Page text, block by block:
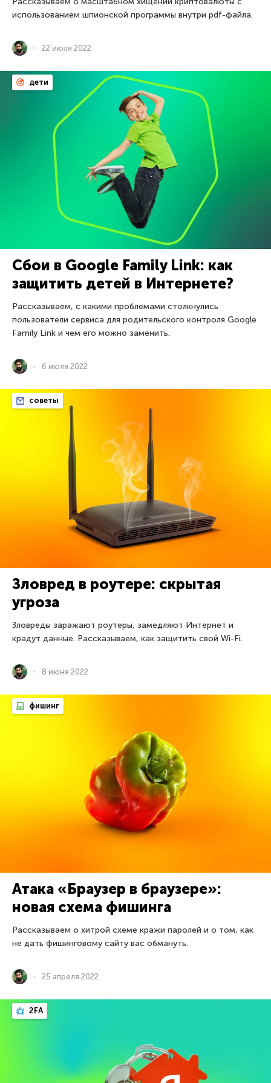
использованием шпионской программы внутри pdf-файла.
22 июля 2022
дети
Сбои в Google Family Link: как
защитить детей в Интернете?
Рассказываем, с какими проблемами столкнулись
пользователи сервиса для родительского контроля Google
Family Link и чем его можно заменить.
6 июля 2022
советы
Зловред в роутере: скрытая
угроза
Зловреды заражают роутеры, замедляют Интернет и
крадут данные. Рассказываем, как защитить свой Wi-Fi.
8 июня 2022
фишинг
Атака «Браузер в браузере»:
новая схема фишинга
Рассказываем о хитрой схеме кражи паролей и о том, как
не дать фишинговому сайту вас обмануть.
25 апреля 2022
2FA